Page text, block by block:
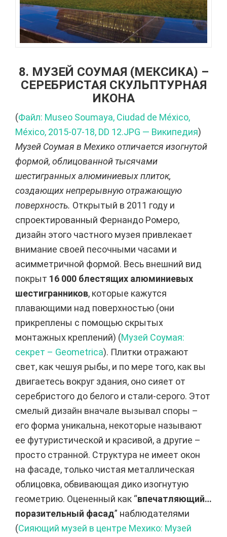
8. МУЗЕЙ СОУМАЯ (МЕКСИКА) –
СЕРЕБРИСТАЯ СКУЛЬПТУРНАЯ
ИКОНА
(Файл: Museo Soumaya, Ciudad de México,
México, 2015-07-18, DD 12.JPG — Википедия)
Музей Соумая в Мехико отличается изогнутой
формой, облицованной тысячами
шестигранных алюминиевых плиток,
создающих непрерывную отражающую
поверхность. Открытый в 2011 году и
спроектированный Фернандо Ромеро,
дизайн этого частного музея привлекает
внимание своей песочными часами и
асимметричной формой. Весь внешний вид
покрыт 16 000 блестящих алюминиевых
шестигранников, которые кажутся
плавающими над поверхностью (они
прикреплены с помощью скрытых
монтажных креплений) (Музей Соумая:
секрет – Geometrica). Плитки отражают
свет, как чешуя рыбы, и по мере того, как вы
двигаетесь вокруг здания, оно сияет от
серебристого до белого и стали-серого. Этот
смелый дизайн вначале вызывал споры –
его форма уникальна, некоторые называют
ее футуристической и красивой, а другие –
просто странной. Структура не имеет окон
на фасаде, только чистая металлическая
облицовка, обвивающая дико изогнутую
геометрию. Оцененный как “впечатляющий…
поразительный фасад” наблюдателями
(Сияющий музей в центре Мехико: Музей